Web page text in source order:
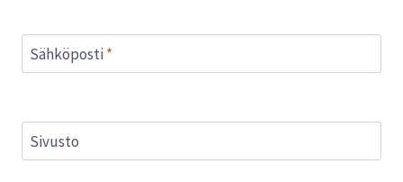
Sähköposti *
Sivusto